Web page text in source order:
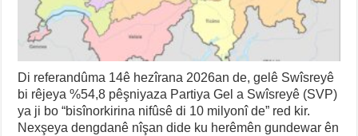
Di referandûma 14ê hezîrana 2026an de, gelê Swîsreyê
bi rêjeya %54,8 pêşniyaza Partiya Gel a Swîsreyê (SVP)
ya ji bo “bisînorkirina nifûsê di 10 milyonî de” red kir.
Nexşeya dengdanê nîşan dide ku herêmên gundewar ên